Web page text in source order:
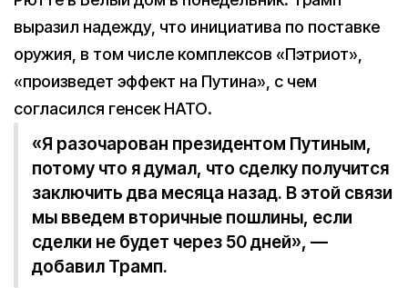
выразил надежду, что инициатива по поставке
оружия, в том числе комплексов «Пэтриот»,
«произведет эффект на Путина», с чем
согласился генсек НАТО.
«Я разочарован президентом Путиным,
потому что я думал, что сделку получится
заключить два месяца назад. В этой связи
мы введем вторичные пошлины, если
сделки не будет через 50 дней», —
добавил Трамп.